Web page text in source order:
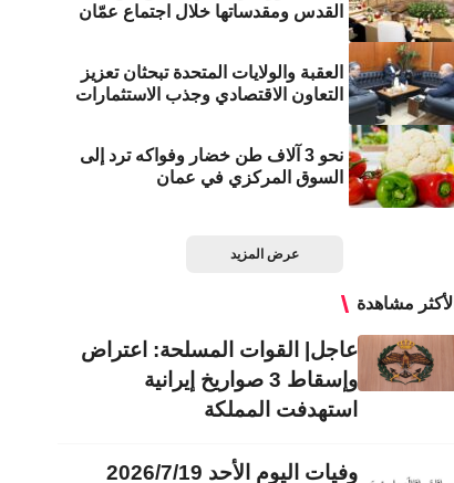
القدس ومقدساتها خلال اجتماع عمّان
العقبة والولايات المتحدة تبحثان تعزيز
التعاون الاقتصادي وجذب الاستثمارات
نحو 3 آلاف طن خضار وفواكه ترد إلى
السوق المركزي في عمان
عرض المزيد
الأكثر مشاهدة
عاجل| القوات المسلحة: اعتراض
وإسقاط 3 صواريخ إيرانية
استهدفت المملكة
وفيات اليوم الأحد 2026/7/19